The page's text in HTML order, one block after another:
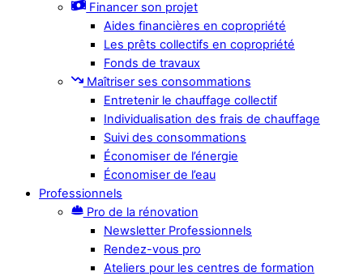
Financer son projet
Aides financières en copropriété
Les prêts collectifs en copropriété
Fonds de travaux
Maîtriser ses consommations
Entretenir le chauffage collectif
Individualisation des frais de chauffage
Suivi des consommations
Économiser de l’énergie
Économiser de l’eau
Professionnels
Pro de la rénovation
Newsletter Professionnels
Rendez-vous pro
Ateliers pour les centres de formation